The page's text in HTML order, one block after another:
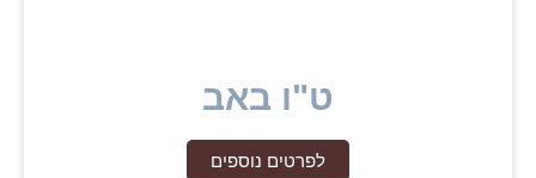
ט"ו באב
לפרטים נוספים